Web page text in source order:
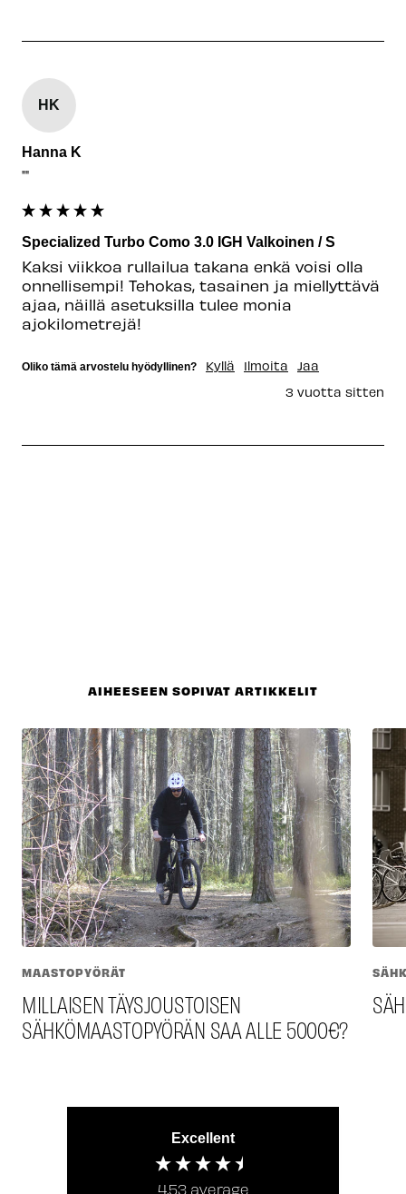
HK
Hanna K
""
Specialized Turbo Como 3.0 IGH Valkoinen / S
Kaksi viikkoa rullailua takana enkä voisi olla
onnellisempi! Tehokas, tasainen ja miellyttävä
ajaa, näillä asetuksilla tulee monia
ajokilometrejä!
Oliko tämä arvostelu hyödyllinen? Kyllä Ilmoita
Jaa
3 vuotta sitten
AIHEESEEN SOPIVAT ARTIKKELIT
MAASTOPYÖRÄT
MILLAISEN TÄYSJOUSTOISEN
SÄHKÖMAASTOPYÖRÄN SAA ALLE 5000€?
Excellent
4,53 average